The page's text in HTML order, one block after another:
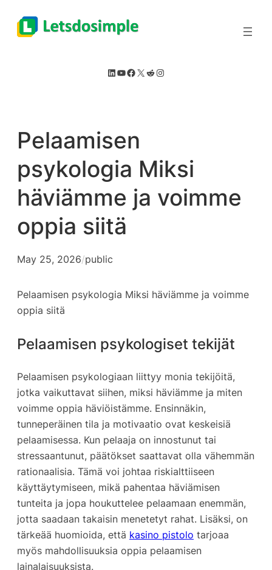
LinkedIn YouTube Facebook X Reddit Instagram
Pelaamisen
psykologia Miksi
häviämme ja voimme
oppia siitä
May 25, 2026/public
Pelaamisen psykologia Miksi häviämme ja voimme
oppia siitä
Pelaamisen psykologiset tekijät
Pelaamisen psykologiaan liittyy monia tekijöitä,
jotka vaikuttavat siihen, miksi häviämme ja miten
voimme oppia häviöistämme. Ensinnäkin,
tunneperäinen tila ja motivaatio ovat keskeisiä
pelaamisessa. Kun pelaaja on innostunut tai
stressaantunut, päätökset saattavat olla vähemmän
rationaalisia. Tämä voi johtaa riskialttiiseen
käyttäytymiseen, mikä pahentaa häviämisen
tunteita ja jopa houkuttelee pelaamaan enemmän,
jotta saadaan takaisin menetetyt rahat. Lisäksi, on
tärkeää huomioida, että kasino pistolo tarjoaa
myös mahdollisuuksia oppia pelaamisen
lainalaisuuksista.